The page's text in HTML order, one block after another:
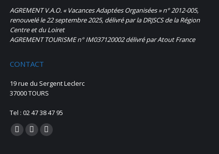
AGREMENT V.A.O. « Vacances Adaptées Organisées » n° 2012-005,
renouvelé le 22 septembre 2025, délivré par la DRJSCS de la Région
Centre et du Loiret
AGREMENT TOURISME n° IM037120002 délivré par Atout France
CONTACT
19 rue du Sergent Leclerc
37000 TOURS
Tel : 02 47 38 47 95
Trouvez nous sur :
La
La
La